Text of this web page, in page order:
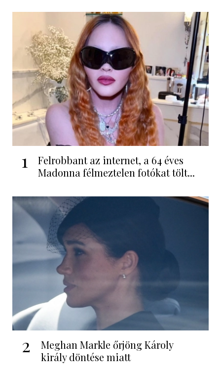
1
Felrobbant az internet, a 64 éves
Madonna félmeztelen fotókat tölt...
2
Meghan Markle őrjöng Károly
király döntése miatt